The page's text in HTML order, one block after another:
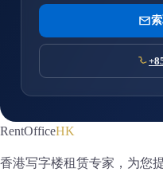
RentOfficeHK
香港写字楼租赁专家，为您